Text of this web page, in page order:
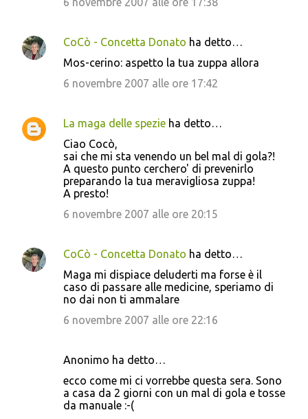
CoCò - Concetta Donato ha detto…
Mos-cerino: aspetto la tua zuppa allora
6 novembre 2007 alle ore 17:42
La maga delle spezie ha detto…
Ciao Cocò,
sai che mi sta venendo un bel mal di gola?!
A questo punto cerchero' di prevenirlo
preparando la tua meravigliosa zuppa!
A presto!
6 novembre 2007 alle ore 20:15
CoCò - Concetta Donato ha detto…
Maga mi dispiace deluderti ma forse è il
caso di passare alle medicine, speriamo di
no dai non ti ammalare
6 novembre 2007 alle ore 22:16
Anonimo ha detto…
ecco come mi ci vorrebbe questa sera. Sono
a casa da 2 giorni con un mal di gola e tosse
da manuale :-(